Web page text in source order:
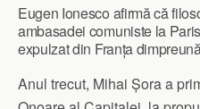
Eugen Ionesco afirmă că
ambasadei comuniste la
expulzat din Franța
Anul trecut, Mihai Șora a